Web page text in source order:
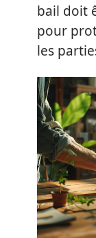
bail doit
pour
les